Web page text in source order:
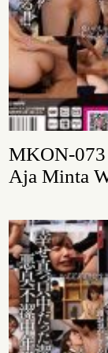
MKON-
Aja Minta